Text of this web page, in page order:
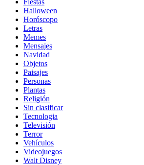
Fiestas
Halloween
Horóscopo
Letras
Memes
Mensajes
Navidad
Objetos
Paisajes
Personas
Plantas
Religión
Sin clasificar
Tecnologia
Televisión
Terror
Vehículos
Videojuegos
Walt Disney